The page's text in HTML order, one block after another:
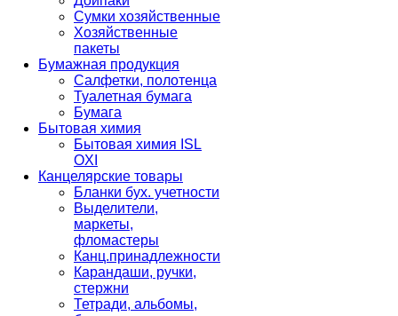
Сумки хозяйственные
Хозяйственные
пакеты
Бумажная продукция
Салфетки, полотенца
Туалетная бумага
Бумага
Бытовая химия
Бытовая химия ISL
OXI
Канцелярские товары
Бланки бух. учетности
Выделители,
маркеты,
фломастеры
Канц.принадлежности
Карандаши, ручки,
стержни
Тетради, альбомы,